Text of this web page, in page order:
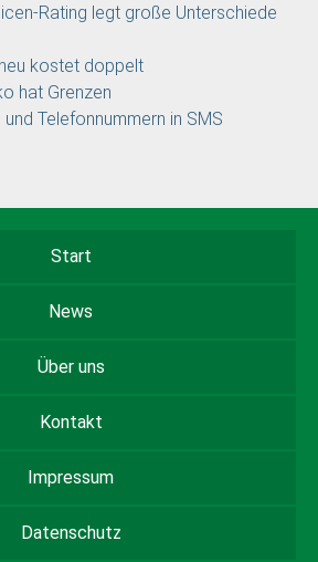
Rating legt große Unterschiede
kostet doppelt
hat Grenzen
Telefonnummern in SMS
Start
News
Über uns
Kontakt
Impressum
Datenschutz